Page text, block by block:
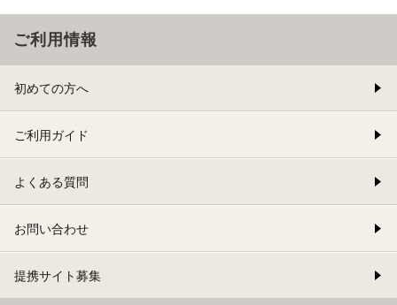
ご利用情報
初めての方へ
ご利用ガイド
よくある質問
お問い合わせ
提携サイト募集